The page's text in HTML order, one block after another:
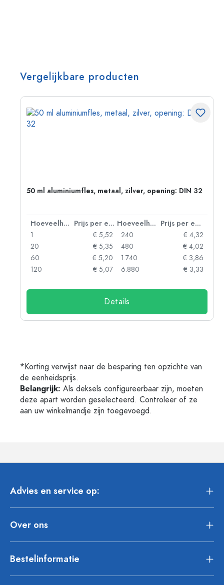
Vergelijkbare producten
50 ml aluminiumfles, metaal, zilver, opening: DIN 32
Hoeveelheid Prijs per eenheid Hoeveelheid
Prijs per eenheid
1
€ 5,52
20
€ 5,35
60
€ 5,20
120
€ 5,07
240
€ 4,32
480
€ 4,02
1.740
€ 3,86
6.880
€ 3,33
Details
*Korting verwijst naar de besparing ten opzichte van
de eenheidsprijs.
Belangrijk: Als deksels configureerbaar zijn, moeten
deze apart worden geselecteerd. Controleer of ze
aan uw winkelmandje zijn toegevoegd.
Advies en service op:
Over ons
Bestelinformatie